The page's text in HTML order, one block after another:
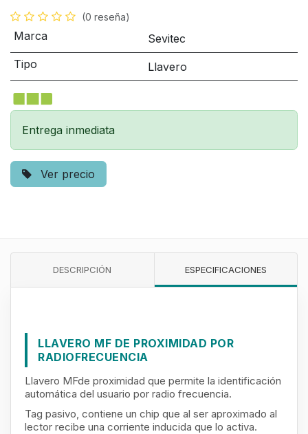
(0 reseña)
Marca
Sevitec
Tipo
Llavero
Entrega inmediata
Ver precio
DESCRIPCIÓN ESPECIFICACIONES
LLAVERO MF DE PROXIMIDAD POR
RADIOFRECUENCIA
Llavero MFde proximidad que permite la identificación
automática del usuario por radio frecuencia.
Tag pasivo, contiene un chip que al ser aproximado al
lector recibe una corriente inducida que lo activa.